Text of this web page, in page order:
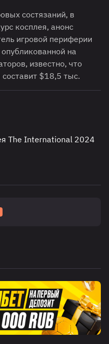
состязаний, в
косплея, анонс
игровой периферии
на
известно, что
$18,5 тыс.
The International 2024